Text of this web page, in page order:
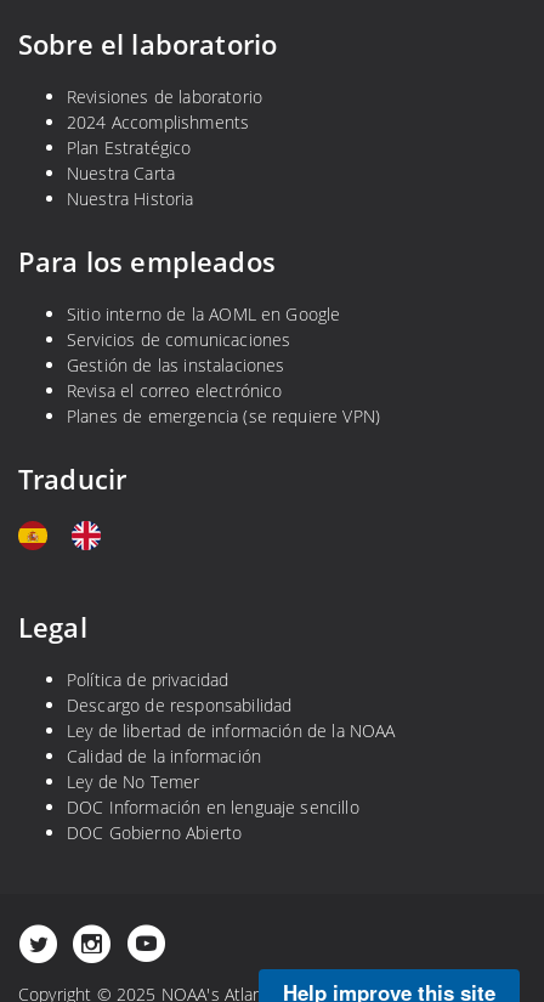
Sobre el laboratorio
Revisiones de laboratorio
2024 Accomplishments
Plan Estratégico
Nuestra Carta
Nuestra Historia
Para los empleados
Sitio interno de la AOML en Google
Servicios de comunicaciones
Gestión de las instalaciones
Revisa el correo electrónico
Planes de emergencia (se requiere VPN)
Traducir
Legal
Política de privacidad
Descargo de responsabilidad
Ley de libertad de información de la NOAA
Calidad de la información
Ley de No Temer
DOC Información en lenguaje sencillo
DOC Gobierno Abierto
Copyright © 2025 NOAA's Atlantic Oceanographic and
Help improve this site